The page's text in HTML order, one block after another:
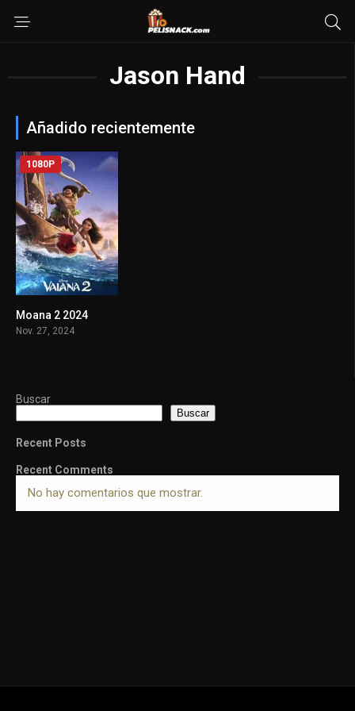
Jason Hand
Añadido recientemente
1080P
Moana 2 2024
Nov. 27, 2024
Buscar
Buscar
Recent Posts
Recent Comments
No hay comentarios que mostrar.